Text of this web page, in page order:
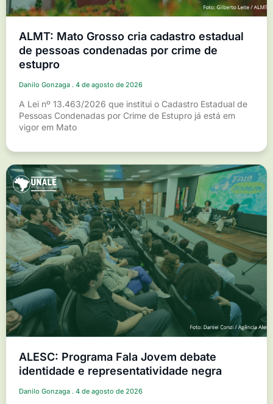
ALMT: Mato Grosso cria cadastro estadual
de pessoas condenadas por crime de
estupro
Danilo Gonzaga 4 de agosto de 2026
A Lei nº 13.463/2026 que institui o Cadastro Estadual de
Pessoas Condenadas por Crime de Estupro já está em
vigor em Mato
ALESC: Programa Fala Jovem debate
identidade e representatividade negra
Danilo Gonzaga 4 de agosto de 2026